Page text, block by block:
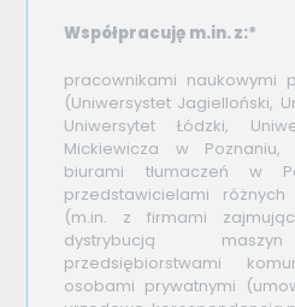
Współpracuję m.in. z:*
pracownikami naukowymi
(Uniwersystet Jagielloński,
Uniwersytet Łódzki,
Mickiewicza w
biurami tłumaczeń w
przedstawicielami
(m.in. z firmami
dystrybucją maszyn
przedsiębiorstwami
osobami prywatnymi